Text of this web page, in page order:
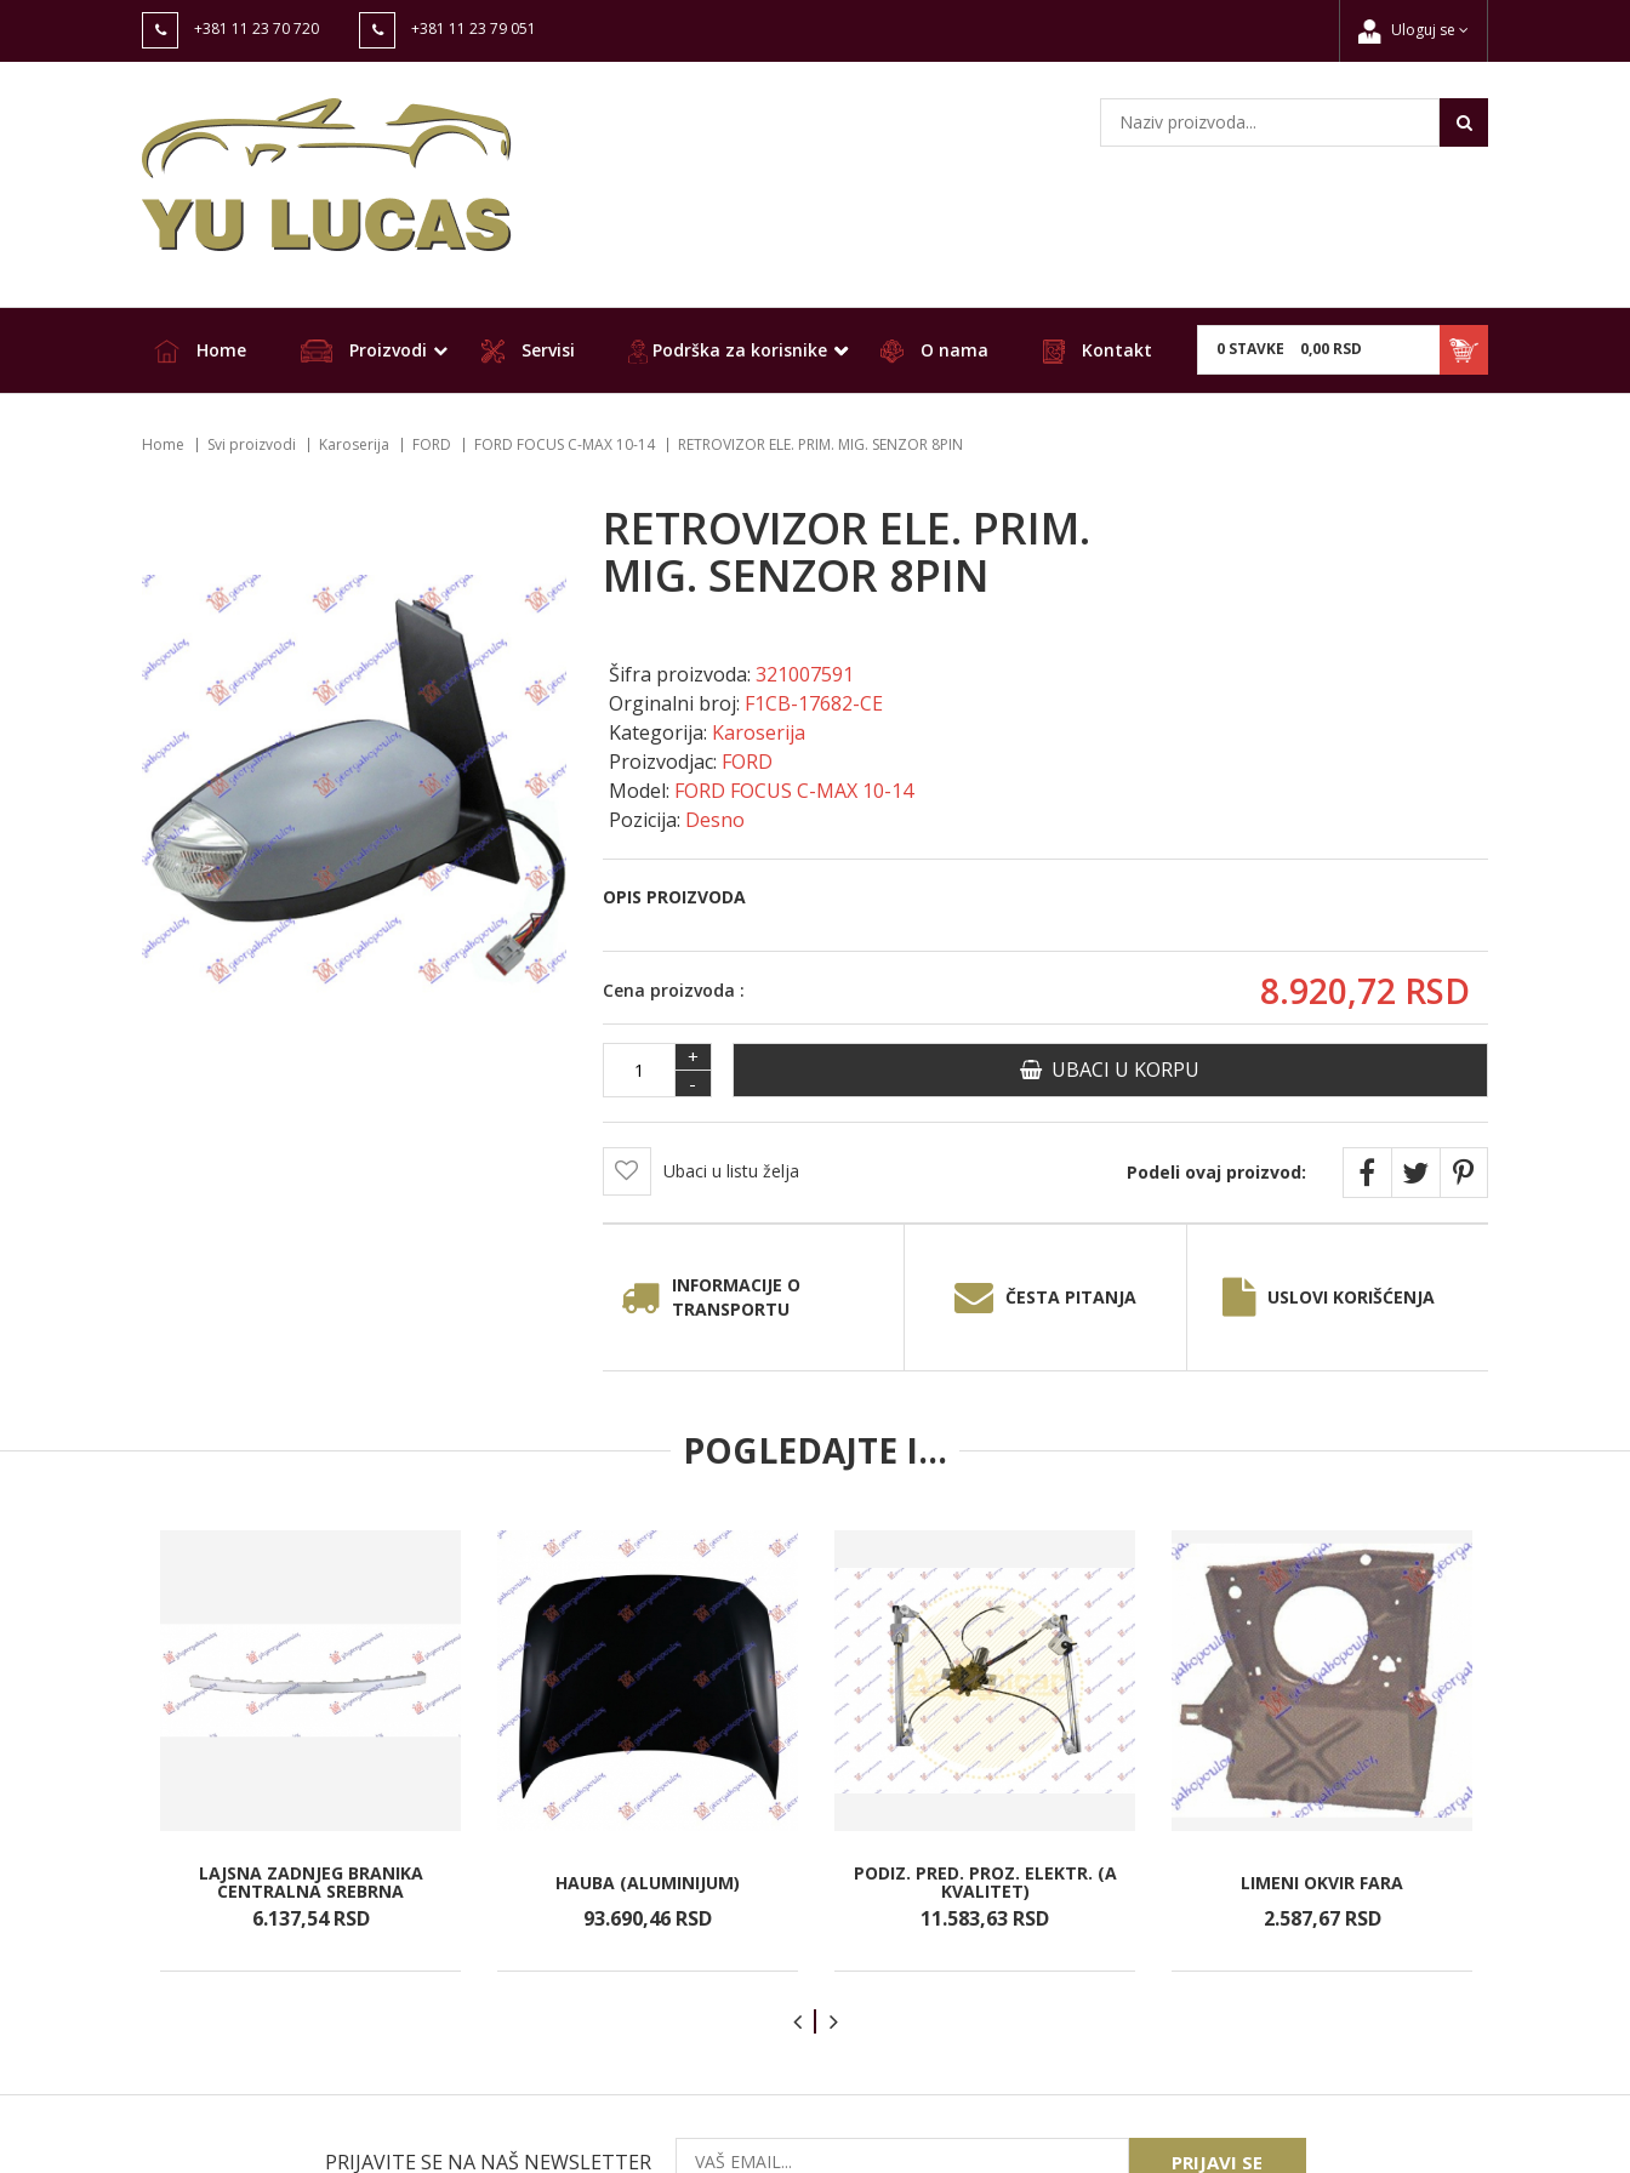
+381 11 23 70 720 +381 11 23 79 051 Uloguj se
0 STAVKE 0,00 RSD
Home Proizvodi Servisi Podrška za korisnike O nama Kontakt
Home Svi proizvodi Karoserija FORD FORD FOCUS C-MAX 10-14 RETROVIZOR ELE. PRIM. MIG. SENZOR 8PIN
RETROVIZOR ELE. PRIM.
MIG. SENZOR 8PIN
Šifra proizvoda: 321007591
Orginalni broj: F1CB-17682-CE
Kategorija: Karoserija
Proizvodjac: FORD
Model: FORD FOCUS C-MAX 10-14
Pozicija: Desno
OPIS PROIZVODA
Cena proizvoda : 8.920,72 RSD
+
-
UBACI U KORPU
Ubaci u listu želja Podeli ovaj proizvod:
INFORMACIJE O
TRANSPORTU
ČESTA PITANJA USLOVI KORIŠĆENJA
POGLEDAJTE I...
LAJSNA ZADNJEG BRANIKA
CENTRALNA SREBRNA
6.137,54 RSD
HAUBA (ALUMINIJUM)
93.690,46 RSD
PODIZ. PRED. PROZ. ELEKTR. (A
KVALITET)
11.583,63 RSD
LIMENI OKVIR FARA
2.587,67 RSD
PRIJAVITE SE NA NAŠ NEWSLETTER PRIJAVI SE